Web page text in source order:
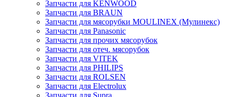
Запчасти для KENWOOD
Запчасти для BRAUN
Запчасти для мясорубки MOULINEX (Мулинекс)
Запчасти для Panasonic
Запчасти для прочих мясорубок
Запчасти для отеч. мясорубок
Запчасти для VITEK
Запчасти для PHILIPS
Запчасти для ROLSEN
Запчасти для Electrolux